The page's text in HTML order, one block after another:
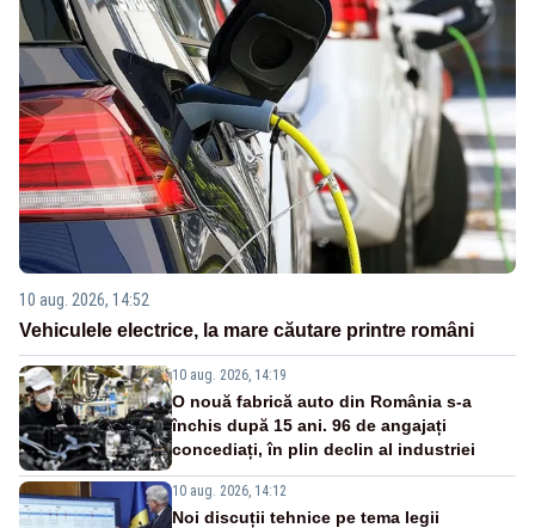
10 aug. 2026, 14:52
Vehiculele electrice, la mare căutare printre români
10 aug. 2026, 14:19
O nouă fabrică auto din România s-a
închis după 15 ani. 96 de angajați
concediați, în plin declin al industriei
10 aug. 2026, 14:12
Noi discuții tehnice pe tema legii